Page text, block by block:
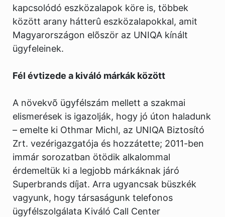
kapcsolódó eszközalapok köre is, többek
között arany hátterû eszközalapokkal, amit
Magyarországon elõször az UNIQA kínált
ügyfeleinek.
Fél évtizede a kiváló márkák között
A növekvõ ügyfélszám mellett a szakmai
elismerések is igazolják, hogy jó úton haladunk
– emelte ki Othmar Michl, az UNIQA Biztosító
Zrt. vezérigazgatója és hozzátette; 2011-ben
immár sorozatban ötödik alkalommal
érdemeltük ki a legjobb márkáknak járó
Superbrands díjat. Arra ugyancsak büszkék
vagyunk, hogy társaságunk telefonos
ügyfélszolgálata Kiváló Call Center